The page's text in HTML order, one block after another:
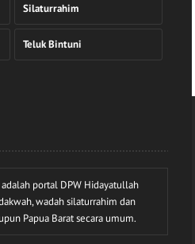
Silaturrahim
Teluk Bintuni
portal DPW Hidayatullah
wadah silaturrahim dan
Papua Barat secara umum.